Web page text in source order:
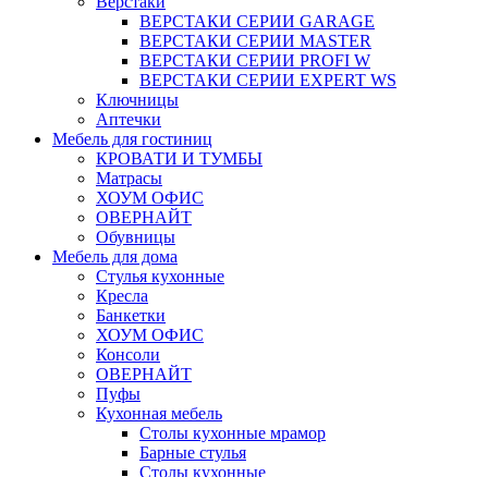
ВЕРСТАКИ СЕРИИ GARAGE
ВЕРСТАКИ СЕРИИ MASTER
ВЕРСТАКИ СЕРИИ PROFI W
ВЕРСТАКИ СЕРИИ EXPERT WS
Ключницы
Аптечки
Мебель для гостиниц
КРОВАТИ И ТУМБЫ
Матрасы
ХОУМ ОФИС
ОВЕРНАЙТ
Обувницы
Мебель для дома
Стулья кухонные
Кресла
Банкетки
ХОУМ ОФИС
Консоли
ОВЕРНАЙТ
Пуфы
Кухонная мебель
Столы кухонные мрамор
Барные стулья
Столы кухонные